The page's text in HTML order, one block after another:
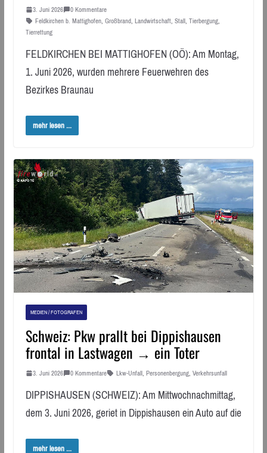
3. Juni 2026
0 Kommentare
Feldkirchen b. Mattighofen, Großbrand, Landwirtschaft, Stall, Tierbergung,
Tierrettung
FELDKIRCHEN BEI MATTIGHOFEN (OÖ): Am Montag,
1. Juni 2026, wurden mehrere Feuerwehren des
Bezirkes Braunau
mehr lesen ...
MEDIEN / FOTOGRAFEN
Schweiz: Pkw prallt bei Dippishausen
frontal in Lastwagen → ein Toter
3. Juni 2026 0 Kommentare Lkw-Unfall, Personenbergung, Verkehrsunfall
DIPPISHAUSEN (SCHWEIZ): Am Mittwochnachmittag,
dem 3. Juni 2026, geriet in Dippishausen ein Auto auf die
mehr lesen ...